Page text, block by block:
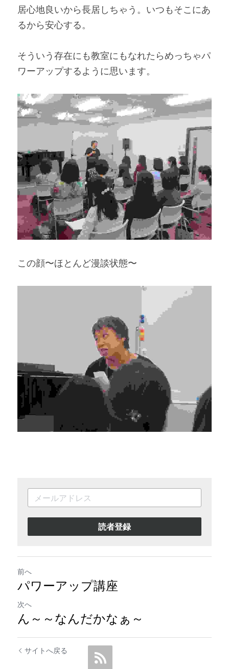
居心地良いから長居しちゃう。いつもそこにあ
るから安心する。
そういう存在にも教室にもなれたらめっちゃパ
ワーアップするように思います。
この顔〜ほとんど漫談状態〜
読者登録
前へ
パワーアップ講座
次へ
ん～～なんだかなぁ～
サイトへ戻る